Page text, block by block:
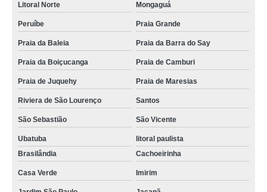
Litoral Norte Mongaguá
Peruíbe Praia Grande
Praia da Baleia Praia da Barra do Say
Praia da Boiçucanga Praia de Camburi
Praia de Juquehy Praia de Maresias
Riviera de São Lourenço Santos
São Sebastião São Vicente
Ubatuba
litoral paulista
Brasilândia
Cachoeirinha
Casa Verde Imirim